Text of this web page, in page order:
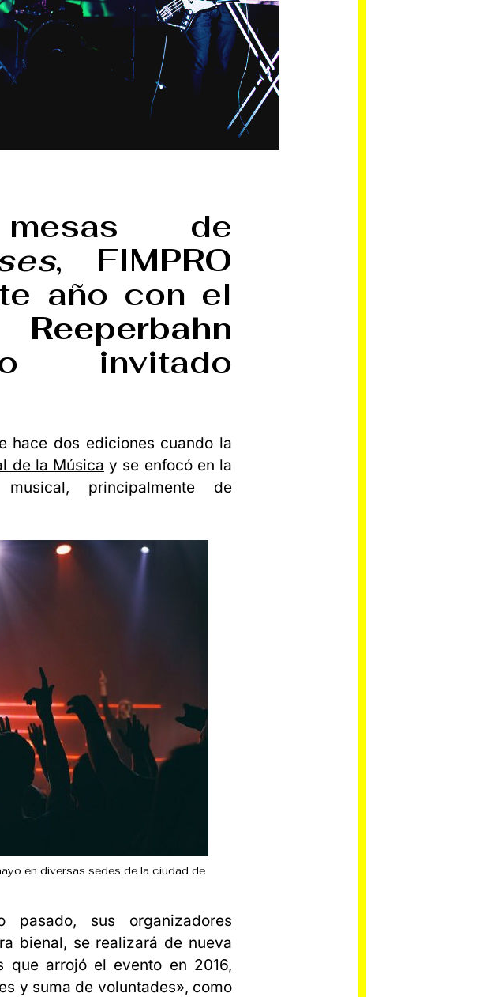
mesas de
, FIMPRO
año con el
Reeperbahn
invitado
hace dos ediciones cuando la
de la Música y se enfocó en la
principalmente de
en diversas sedes de la ciudad de
sus organizadores
bienal, se realizará de nueva
que arrojó el evento en 2016,
y suma de voluntades», como